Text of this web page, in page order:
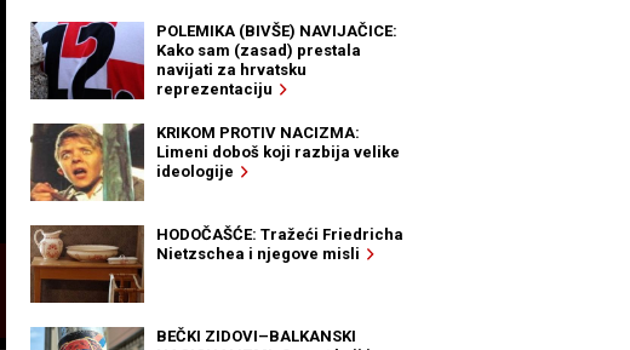
POLEMIKA (BIVŠE) NAVIJAČICE:
Kako sam (zasad) prestala
navijati za hrvatsku
reprezentaciju
KRIKOM PROTIV NACIZMA:
Limeni doboš koji razbija velike
ideologije
HODOČAŠĆE: Tražeći Friedricha
Nietzschea i njegove misli
BEČKI ZIDOVI–BALKANSKI